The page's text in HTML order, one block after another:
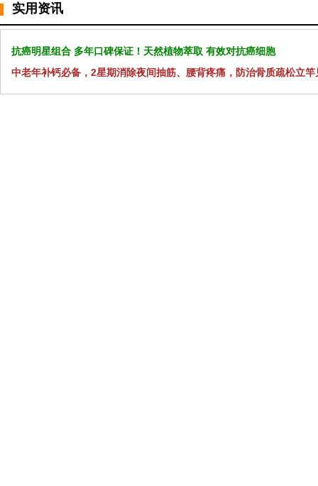
实用资讯
抗癌明星组合 多年口碑保证！天然植物萃取 有效对抗癌细胞
中老年补钙必备，2星期消除夜间抽筋、腰背疼痛，防治骨质疏松立竿